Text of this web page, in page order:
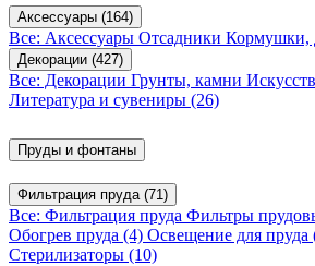
Аксессуары (164)
Все: Аксессуары Отсадники Кормушки,
Декорации (427)
Все: Декорации Грунты, камни
Литература и сувениры (26)
Пруды и фонтаны
Фильтрация пруда (71)
Все: Фильтрация пруда Фильтры
Обогрев пруда (4) Освещение для пруда
Стерилизаторы (10)